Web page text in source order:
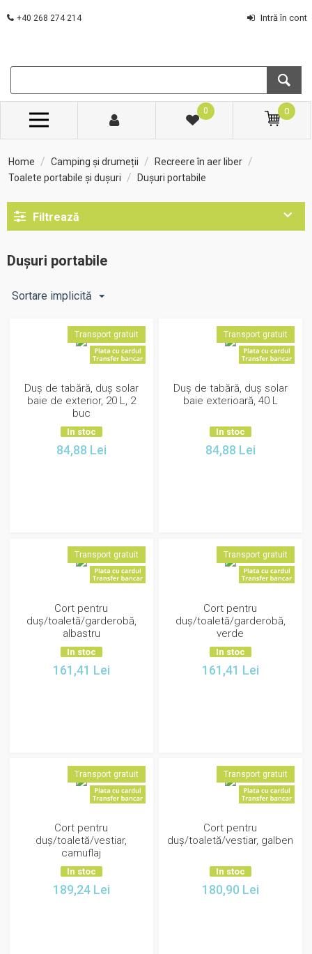
+40 268 274 214 Intră în cont
0 0
Home / Camping și drumeții / Recreere în aer liber /
Toalete portabile și dușuri / Dușuri portabile
Filtrează
Dușuri portabile
Sortare implicită
Transport gratuit
Duș de tabără, duș solar
baie de exterior, 20 L, 2
buc
In stoc
84,88 Lei
Transport gratuit
Duș de tabără, duș solar
baie exterioară, 40 L
In stoc
84,88 Lei
Transport gratuit
Cort pentru
duș/toaletă/garderobă,
albastru
In stoc
161,41 Lei
Transport gratuit
Cort pentru
duș/toaletă/garderobă,
verde
In stoc
161,41 Lei
Transport gratuit
Cort pentru
duș/toaletă/vestiar,
camuflaj
In stoc
189,24 Lei
Transport gratuit
Cort pentru
duș/toaletă/vestiar, galben
In stoc
180,90 Lei